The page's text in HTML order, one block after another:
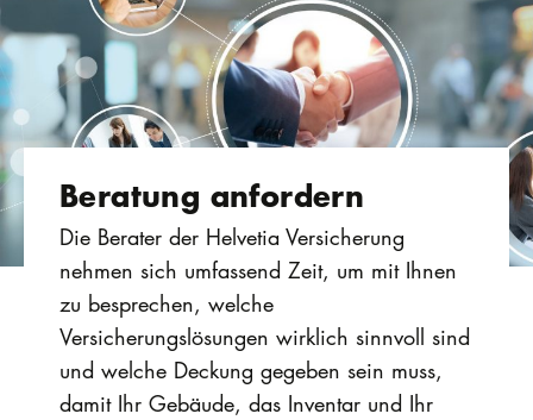
Beratung ­anfordern
Die Berater der Helvetia Versicherung
nehmen sich umfassend Zeit, um mit Ihnen
zu besprechen, welche
Versicherungslösungen wirklich sinnvoll sind
und welche Deckung gegeben sein muss,
damit Ihr Gebäude, das Inventar und Ihr